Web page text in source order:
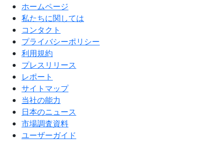
ホームページ
私たちに関しては
コンタクト
プライバシーポリシー
利用規約
プレスリリース
レポート
サイトマップ
当社の能力
日本のニュース
市場調査資料
ユーザーガイド